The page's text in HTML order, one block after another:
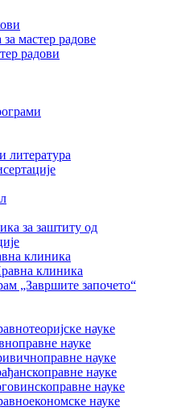
мастер радове
радови
литература
за заштиту од
клиника
клиника
„Завршите започето“
науке
науке
науке
науке
науке
науке